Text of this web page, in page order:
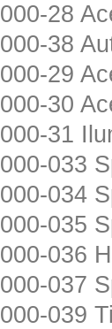
000-28
000-38
000-29
000-30
000-31
000-033
000-034
000-035
000-036
000-037
000-039